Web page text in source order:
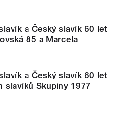
a Český slavík 60 let
85 a Marcela
a Český slavík 60 let
slavíků Skupiny 1977